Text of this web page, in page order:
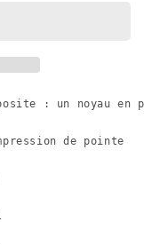
: un
de pointe